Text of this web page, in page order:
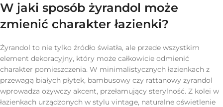
W jaki sposób żyrandol może
zmienić charakter łazienki?
Żyrandol to nie tylko źródło światła, ale przede wszystkim
element dekoracyjny, który może całkowicie odmienić
charakter pomieszczenia. W minimalistycznych łazienkach z
przewagą białych płytek, bambusowy czy rattanowy żyrandol
wprowadza ożywczy akcent, przełamujący sterylność. Z kolei w
łazienkach urządzonych w stylu vintage, naturalne oświetlenie